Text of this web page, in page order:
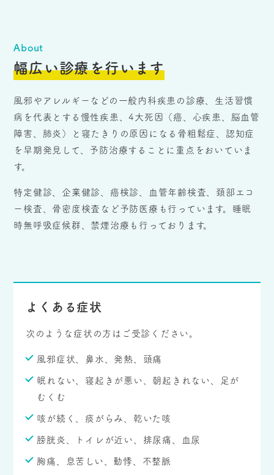
About
幅広い診療を行います
風邪やアレルギーなどの一般内科疾患の診療、生活習慣
病を代表とする慢性疾患、4大死因（癌、心疾患、脳血管
障害、肺炎）と寝たきりの原因になる骨粗鬆症、認知症
を早期発見して、予防治療することに重点をおいていま
す。
特定健診、企業健診、癌検診、血管年齢検査、頚部エコ
ー検査、骨密度検査など予防医療も行っています。睡眠
時無呼吸症候群、禁煙治療も行っております。
よくある症状
次のような症状の方はご受診ください。
風邪症状、鼻水、発熱、頭痛
眠れない、寝起きが悪い、朝起きれない、足が
むくむ
咳が続く、痰がらみ、乾いた咳
膀胱炎、トイレが近い、排尿痛、血尿
胸痛、息苦しい、動悸、不整脈